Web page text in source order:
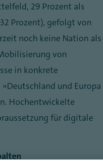
29 Prozent als
Prozent), gefolgt von
noch keine Nation als
von
in konkrete
und Europa
Hochentwickelte
für digitale